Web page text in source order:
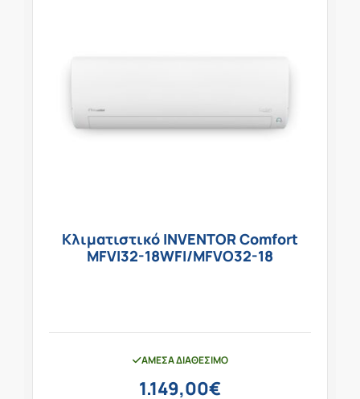
Κλιματιστικό INVENTOR Comfort
MFVI32-18WFI/MFVO32-18
ΆΜΕΣΑ ΔΙΑΘΈΣΙΜΟ
1.149,00€